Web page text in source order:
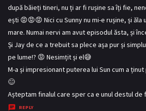
y
s
:
după băieți tineri, nu ți ar fi rușine sa îți fie,
ești 😡😡😡 Nici cu Sunny nu mi-e rușine, și ăla
mare. Numai nervi am avut episodul ăsta, și
Și Jay de ce a trebuit sa plece așa pur și
pe lume!? 😡 Nesimțit și el😅
M-a și impresionant puterea lui Sun cum a
😊
Așteptam finalul care sper ca e unul destul
REPLY